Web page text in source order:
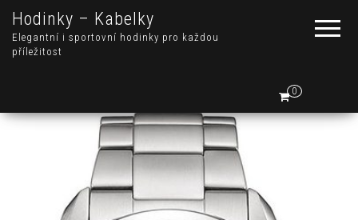
Hodinky – Kabelky
Elegantní i sportovní hodinky pro každou
příležitost
0